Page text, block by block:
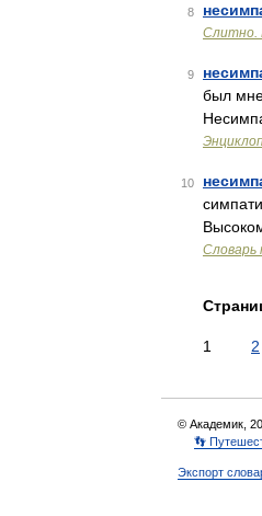
8
Слитно.
9
был
10
Словарь
1 2
© Академик,
👣
Экспорт